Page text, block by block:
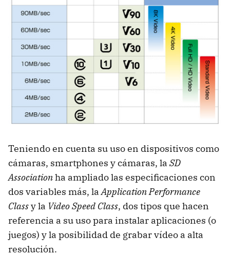
Teniendo en cuenta su uso en dispositivos como
cámaras, smartphones y cámaras, la SD
Associationha ampliado las especificaciones con
dos variables más, laApplication Performance
Classy la Video Speed Class, dos tipos que hacen
referencia a su uso para instalar aplicaciones (o
juegos) y la posibilidad de grabar vídeo a alta
resolución.